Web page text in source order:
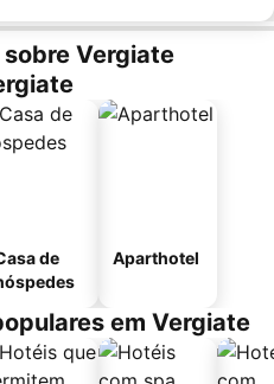
Vergiate
de
Aparthotel
em Vergiate